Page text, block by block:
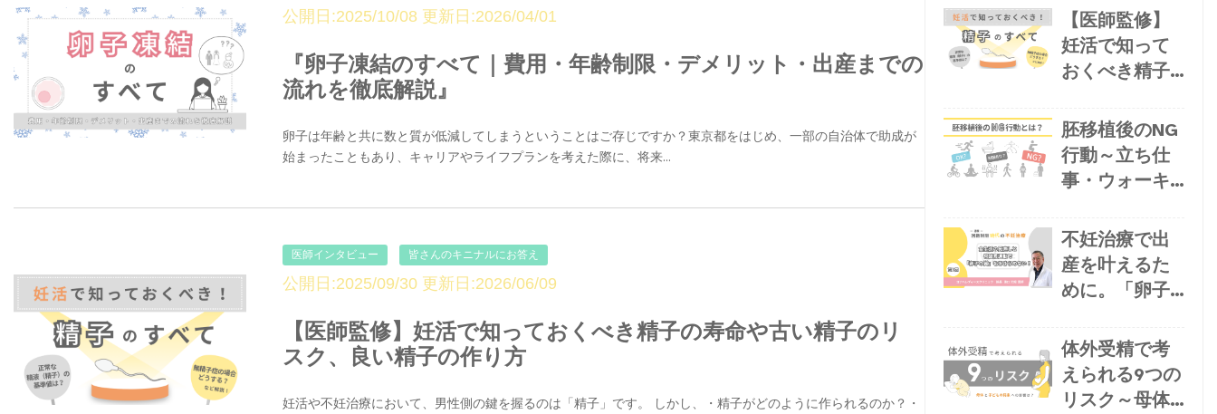
公開日:2025/10/08 更新日:2026/04/01
『卵子凍結のすべて｜費用・年齢制限・デメリット・出産までの
流れを徹底解説』
卵子は年齢と共に数と質が低減してしまうということはご存じですか？東京都をはじめ、一部の自治体で助成が
始まったこともあり、キャリアやライフプランを考えた際に、将来...
医師インタビュー 皆さんのキニナルにお答え
公開日:2025/09/30 更新日:2026/06/09
【医師監修】妊活で知っておくべき精子の寿命や古い精子のリ
スク、良い精子の作り方
妊活や不妊治療において、男性側の鍵を握るのは「精子」です。 しかし、・精子がどのように作られるのか？・
本当に腸まで
届いてい
る！？〜サプ
リの見分け方
をご紹介
【医師監修】
妊活で知って
おくべき精子
精子のリス
ク、良い精子
の作り方
胚移植後のNG
行動～立ち仕
事・ウォーキ
ット・旅行は
ダメ？
不妊治療で出
産を叶えるた
めに。「卵子
る食生活と運
動とは？
体外受精で考
えられる9つの
リスク～母体